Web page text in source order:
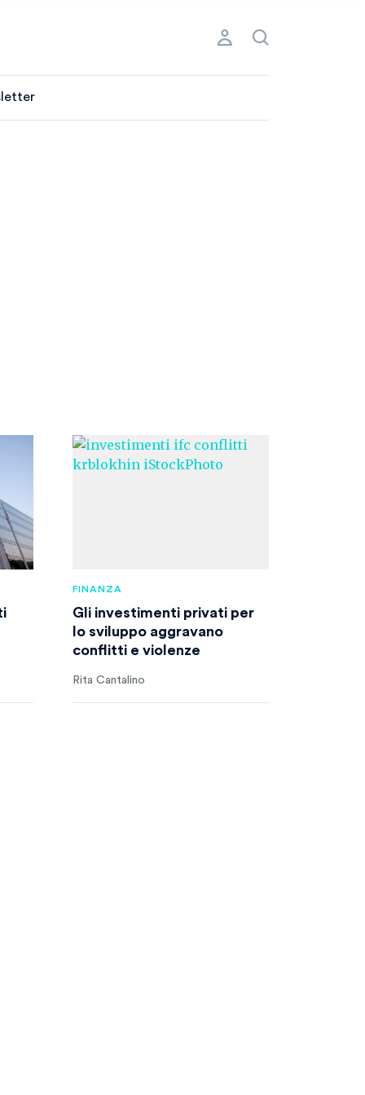
FINANZA
Gli investimenti privati per
lo sviluppo aggravano
conflitti e violenze
Rita Cantalino